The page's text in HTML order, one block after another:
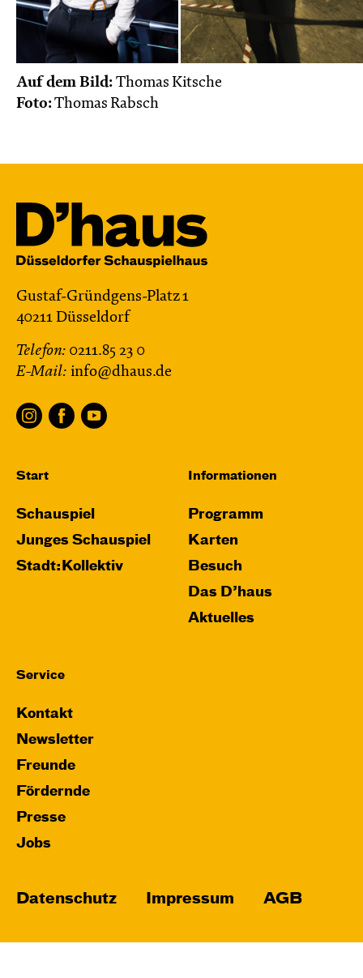
Auf dem Bild: Thomas Kitsche
Foto:Thomas Rabsch
Gustaf-Gründgens-Platz 1
40211 Düsseldorf
Telefon: 0211.85 23 0
E-Mail: info@dhaus.de
Start
Schauspiel
Junges Schauspiel
Stadt:Kollektiv
Informationen
Programm
Karten
Besuch
Das D’haus
Aktuelles
Service
Kontakt
Newsletter
Freunde
Fördernde
Presse
Jobs
Datenschutz Impressum AGB